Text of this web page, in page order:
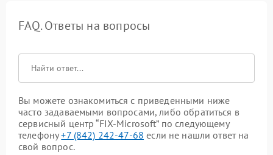
FAQ. Ответы на вопросы
Вы можете ознакомиться с приведенными ниже
часто задаваемыми вопросами, либо обратиться в
сервисный центр “FIX-Microsoft” по следующему
телефону+7 (842) 242-47-68 если не нашли ответ на
свой вопрос.